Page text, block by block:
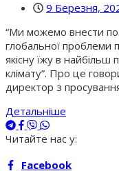
9 Березня,
“Ми можемо внести
глобальної проблеми
якісну їжу в найбільш
клімату”. Про це
директор з
Детальніше
Читайте нас у:
Facebook